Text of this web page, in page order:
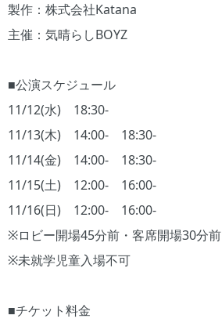
製作：株式会社Katana
主催：気晴らしBOYZ
■公演スケジュール
11/12(水) 18:30-
11/13(木) 14:00- 18:30-
11/14(金) 14:00- 18:30-
11/15(土) 12:00- 16:00-
11/16(日) 12:00- 16:00-
※ロビー開場45分前・客席開場30分前
※未就学児童入場不可
■チケット料金